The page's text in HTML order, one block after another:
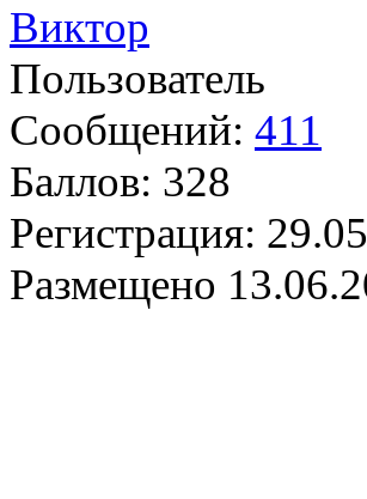
Виктор
Пользователь
Сообщений: 411
Баллов: 328
Регистрация:
Размещено